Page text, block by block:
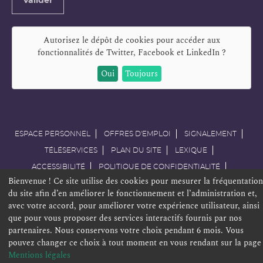
Autorisez le dépôt de cookies pour accéder aux
fonctionnalités de Twitter, Facebook et LinkedIn?
Oui
Toujours
ESPACE PERSONNEL OFFRES D'EMPLOI SIGNALEMENT
TÉLÉSERVICES PLAN DU SITE LEXIQUE
ACCESSIBILITÉ POLITIQUE DE CONFIDENTIALITÉ
MENTIONS LÉGALES CONTACT
Bienvenue ! Ce site utilise des cookies pour mesurer la fréquentation
du site afin d’en améliorer le fonctionnement et l’administration et,
avec votre accord, pour améliorer votre expérience utilisateur, ainsi
que pour vous proposer des services interactifs fournis par nos
partenaires. Nous conservons votre choix pendant 6 mois. Vous
pouvez changer ce choix à tout moment en vous rendant sur la page
Mentions légales